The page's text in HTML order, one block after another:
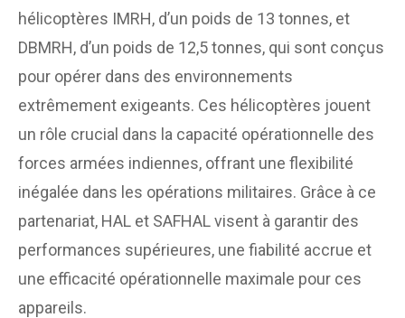
hélicoptères IMRH, d’un poids de 13 tonnes, et
DBMRH, d’un poids de 12,5 tonnes, qui sont conçus
pour opérer dans des environnements
extrêmement exigeants. Ces hélicoptères jouent
un rôle crucial dans la capacité opérationnelle des
forces armées indiennes, offrant une flexibilité
inégalée dans les opérations militaires. Grâce à ce
partenariat, HAL et SAFHAL visent à garantir des
performances supérieures, une fiabilité accrue et
une efficacité opérationnelle maximale pour ces
appareils.